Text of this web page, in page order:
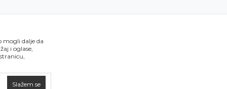
mogli dalje da
i oglase,
Slažem se